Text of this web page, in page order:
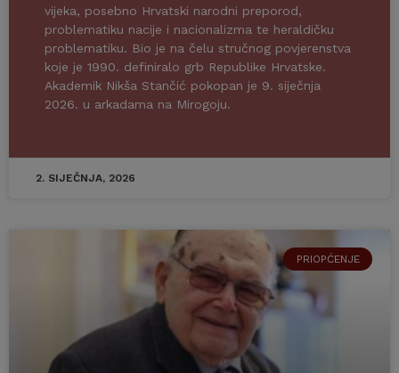
vijeka, posebno Hrvatski narodni preporod,
problematiku nacije i nacionalizma te heraldičku
problematiku. Bio je na čelu stručnog povjerenstva
koje je 1990. definiralo grb Republike Hrvatske.
Akademik Nikša Stančić pokopan je 9. siječnja
2026. u arkadama na Mirogoju.
2. SIJEČNJA, 2026
PRIOPĆENJE